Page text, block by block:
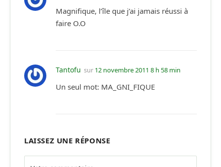
Magnifique, l’île que j’ai jamais réussi à
faire O.O
Tantofu sur 12 novembre 2011 8 h 58 min
Un seul mot: MA_GNI_FIQUE
LAISSEZ UNE RÉPONSE